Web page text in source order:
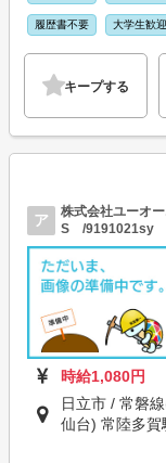
履歴書不要 大学生歓迎
キープする
ア
株式会社ユーオ
S /9191021sy
時給1,080円
日立市 / 常磐
仙台) 常陸多賀